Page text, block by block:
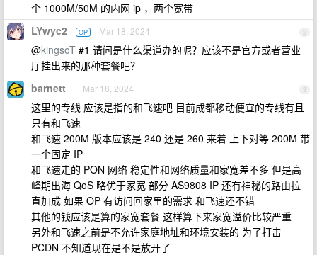
个 1000M/50M 的内网 ip ，两个宽带
2
LYwyc2 OP Mar 18, 2024
@kingsoT #1 请问是什么渠道办的呢？应该不是官方或者营业
厅挂出来的那种套餐吧？
3
barnett Mar 18, 2024
这里的专线 应该是指的和飞速吧 目前成都移动便宜的专线有且
只有和飞速
和飞速 200M 版本应该是 240 还是 260 来着 上下对等 200M 带
一个固定 IP
和飞速走的 PON 网络 稳定性和网络质量和家宽差不多 但是高
峰期出海 QoS 略优于家宽 部分 AS9808 IP 还有神秘的路由拉
直加成 如果 OP 有访问回家里的需求 和飞速还不错
其他的钱应该是算的家宽套餐 这样算下来家宽溢价比较严重
另外和飞速之前是不允许家庭地址和环境安装的 为了打击
PCDN 不知道现在是不是放开了